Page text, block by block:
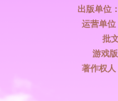
出版单位
运营单位
批
游戏
著作权人